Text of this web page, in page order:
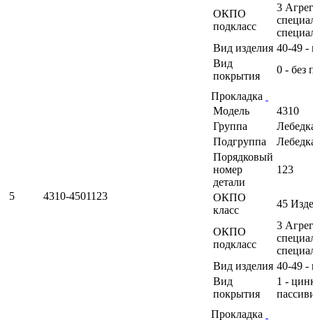
ОКПО
подкласс
3
Вид изделия 40-49 -
Вид
покрытия
0 - без
5 4310-4501123
Прокладка
Модель
4310
Группа
Подгруппа
Порядковый
номер
детали
123
ОКПО
класс
45
ОКПО
подкласс
3
Вид изделия 40-49 -
Вид
покрытия
1 -
Прокладка